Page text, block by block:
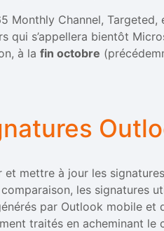
Monthly Channel, Targeted,
qui s’appellera bientôt
à la fin octobre
et mettre à jour les
les signatures
par Outlook mobile et
traités en acheminant le